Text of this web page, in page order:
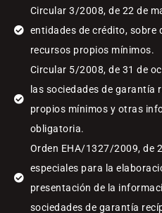
Circular 3/2008, de 22 de
entidades de crédito, sobre
recursos propios mínimos.
Circular 5/2008, de 31 de
las sociedades de garantía
propios mínimos y otras
obligatoria.
Orden EHA/1327/2009, de
especiales para la
presentación de la
sociedades de garantía